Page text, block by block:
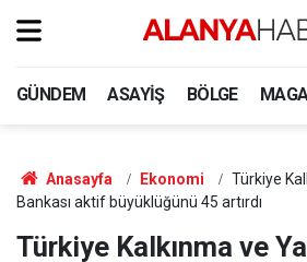
GÜNDEM ASAYIŞ BÖLGE
Anasayfa Ekonomi
Türkiye
Bankası aktif büyüklüğünü 45 artırdı
Türkiye Kalkınma ve